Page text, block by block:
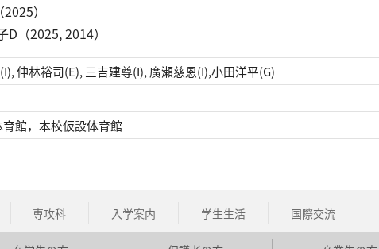
）
（2025, 2014）
仲林裕司(E), 三吉建尊(I), 廣瀬慈恩(I),小田洋平(G)
館，本校仮設体育館
専攻科 入学案内 学生生活 国際交流